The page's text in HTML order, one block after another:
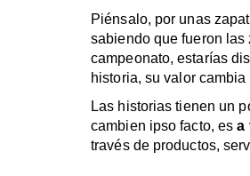
Piénsalo, por unas
sabiendo que fueron
campeonato, estarías
historia, su valor
Las historias tienen un
cambien ipso facto, esa
través de productos,